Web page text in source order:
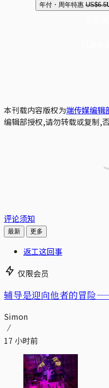
年付・周年特惠 US$6.5
本刊载内容版权为端传媒编辑
编辑部授权,请勿转载或复制,
评论须知
最新 更多
返工这回事
仅限会员
辅导是迎向他者的冒险
Simon
17 小时前